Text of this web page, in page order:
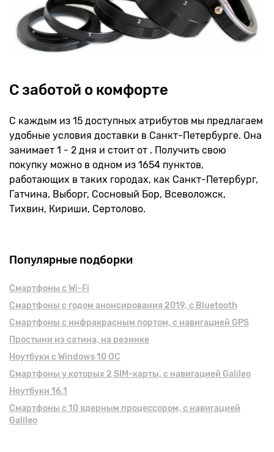
С заботой о комфорте
С каждым из 15 доступных атрибутов мы предлагаем
удобные условия доставки в Санкт-Петербурге. Она
занимает 1 - 2 дня и стоит от . Получить свою
покупку можно в одном из 1654 пунктов,
работающих в таких городах, как Санкт-Петербург,
Гатчина, Выборг, Сосновый Бор, Всеволожск,
Тихвин, Кириши, Сертолово.
Популярные подборки
Смартфоны с Wi-Fi
Смартфоны с годом анонсирования 2019, с Bluetooth
Смартфоны с инфракрасным портом, с навигацией GPS
Простыни из сатина, на резинке
Ноутбуки с Windows 10 ОС
Смартфоны у которых 2 SIM-карты, с навигацией Galileo
Ноутбуки 16.1
Смартфоны с 10 ядерным процессором, с навигацией
Galileo